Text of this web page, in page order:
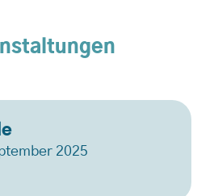
2025